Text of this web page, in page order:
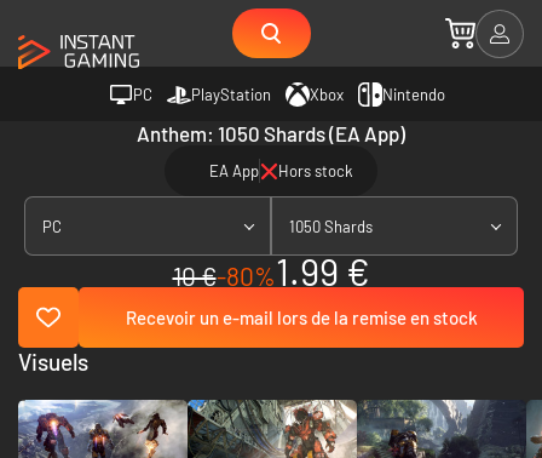
PC PlayStation Xbox Nintendo
Anthem: 1050 Shards (EA App)
EA App Hors stock
PC 1050 Shards
10 €-80%1.99 €
Recevoir un e-mail lors de la remise en stock
Visuels